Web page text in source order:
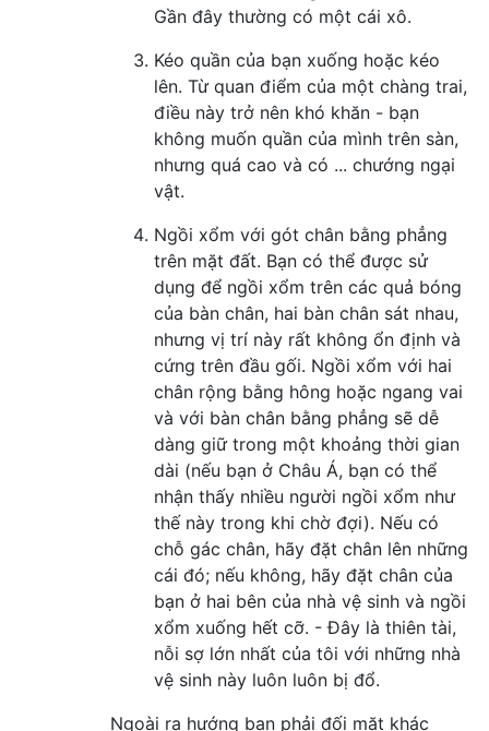
Gần đây thường có một cái xô.
Kéo quần của bạn xuống hoặc kéo
lên. Từ quan điểm của một chàng trai,
điều này trở nên khó khăn - bạn
không muốn quần của mình trên sàn,
nhưng quá cao và có ... chướng ngại
vật.
Ngồi xổm với gót chân bằng phẳng
trên mặt đất. Bạn có thể được sử
dụng để ngồi xổm trên các quả bóng
của bàn chân, hai bàn chân sát nhau,
nhưng vị trí này rất không ổn định và
cứng trên đầu gối. Ngồi xổm với hai
chân rộng bằng hông hoặc ngang vai
và với bàn chân bằng phẳng sẽ dễ
dàng giữ trong một khoảng thời gian
dài (nếu bạn ở Châu Á, bạn có thể
nhận thấy nhiều người ngồi xổm như
thế này trong khi chờ đợi). Nếu có
chỗ gác chân, hãy đặt chân lên những
cái đó; nếu không, hãy đặt chân của
bạn ở hai bên của nhà vệ sinh và ngồi
xổm xuống hết cỡ. - Đây là thiên tài,
nỗi sợ lớn nhất của tôi với những nhà
vệ sinh này luôn luôn bị đổ.
Ngoài ra hướng bạn phải đối mặt khác